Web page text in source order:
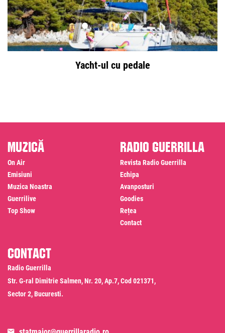
Yacht-ul cu pedale
Muzică
On Air
Emisiuni
Muzica Noastra
Guerrilive
Top Show
Radio Guerrilla
Revista Radio Guerrilla
Echipa
Avanposturi
Goodies
Rețea
Contact
Contact
Radio Guerrilla
Str. G-ral Dimitrie Salmen, Nr. 20, Ap.7, Cod 021371,
Sector 2, Bucuresti.